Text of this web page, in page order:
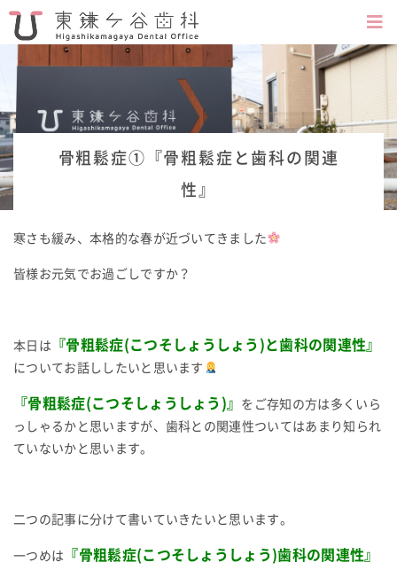
骨粗鬆症①『骨粗鬆症と歯科の関連
性』
寒さも緩み、本格的な春が近づいてきました
皆様お元気でお過ごしですか？
本日は 『骨粗鬆症(こつそしょうしょう )と歯科の関連性』
についてお話ししたいと思います
『骨粗鬆症(こつそしょうしょう ) 』
をご存知の方は多くいら
っしゃるかと思いますが、歯科との関連性ついてはあまり知られ
ていないかと思います。
二つの記事に分けて書いていきたいと思います。
一つめは 『骨粗鬆症(こつそしょうしょう )歯科の関連性』